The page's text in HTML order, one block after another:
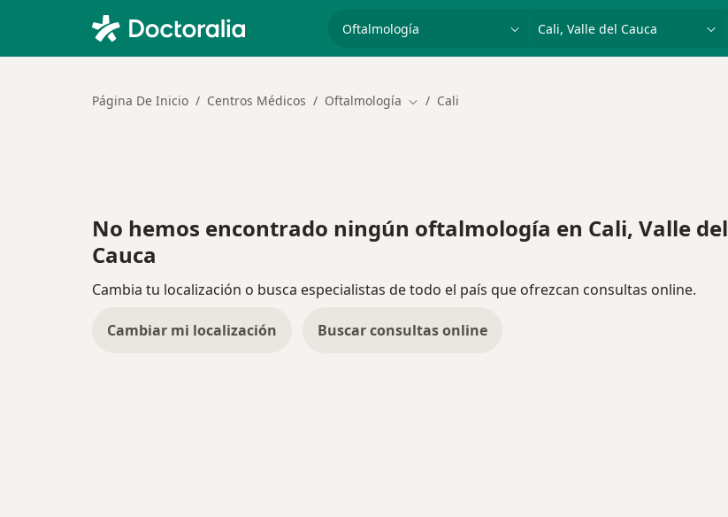
especialidad, enfermedad o nombre
Página De Inicio Centros Médicos Oftalmología Cambiar de ciudad
Cali
No hemos encontrado ningún oftalmología en Cali, Valle del
Cauca
Cambia tu localización o busca especialistas de todo el país que ofrezcan consultas online.
Cambiar mi localización Buscar consultas online